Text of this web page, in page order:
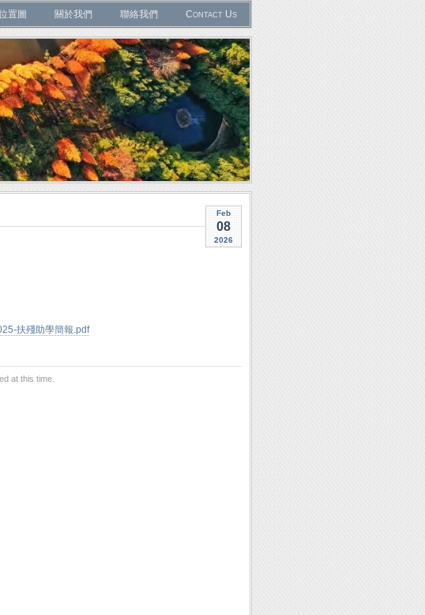
置圖 關於我們 聯絡我們 Contact Us
Feb
08
2026
扶殘助學簡報.pdf
at this time.